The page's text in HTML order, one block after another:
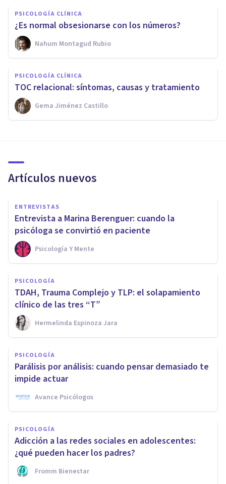
PSICOLOGÍA CLÍNICA
¿Es normal obsesionarse con los números?
Nahum Montagud Rubio
PSICOLOGÍA CLÍNICA
TOC relacional: síntomas, causas y tratamiento
Gema Jiménez Castillo
Artículos nuevos
ENTREVISTAS
Entrevista a Marina Berenguer: cuando la
psicóloga se convirtió en paciente
Psicología Y Mente
PSICOLOGÍA
TDAH, Trauma Complejo y TLP: el solapamiento
clínico de las tres “T”
Hermelinda Espinoza Jara
PSICOLOGÍA
Parálisis por análisis: cuando pensar demasiado te
impide actuar
Avance Psicólogos
PSICOLOGÍA
Adicción a las redes sociales en adolescentes:
¿qué pueden hacer los padres?
Fromm Bienestar